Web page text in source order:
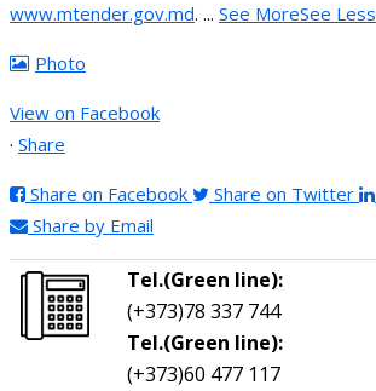
www.mtender.gov.md. ... See MoreSee Less
Photo
View on Facebook
· Share
Share on Facebook Share on Twitter
Share by Email
Tel.(Green line):
(+373)78 337 744
Tel.(Green line):
(+373)60 477 117